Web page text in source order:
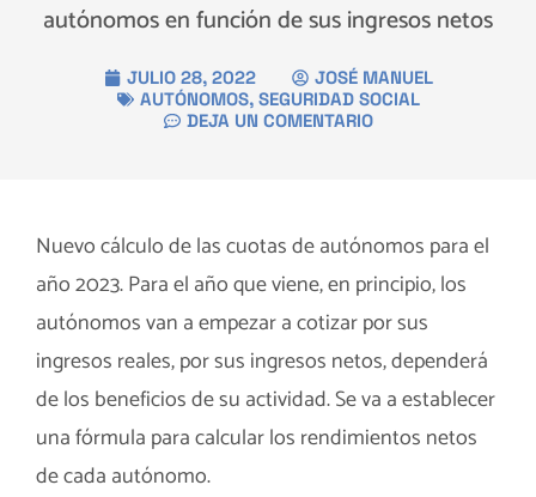
autónomos en función de sus ingresos netos
JULIO 28, 2022
JOSÉ MANUEL
AUTÓNOMOS, SEGURIDAD SOCIAL
DEJA UN COMENTARIO
Nuevo cálculo de las cuotas de autónomos para el
año 2023. Para el año que viene, en principio, los
autónomos van a empezar a cotizar por sus
ingresos reales, por sus ingresos netos, dependerá
de los beneficios de su actividad. Se va a establecer
una fórmula para calcular los rendimientos netos
de cada autónomo.